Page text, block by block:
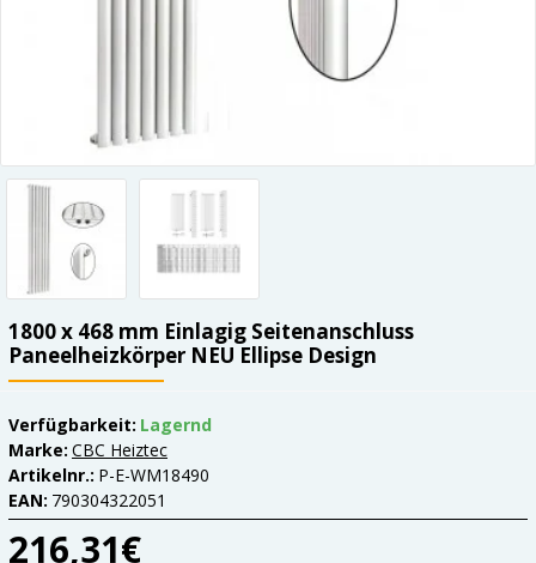
1800 x 468 mm Einlagig Seitenanschluss
Paneelheizkörper NEU Ellipse Design
216,31€
Verfügbarkeit: Lagernd
Marke: CBC Heiztec
Artikelnr.: P-E-WM18490
EAN: 790304322051